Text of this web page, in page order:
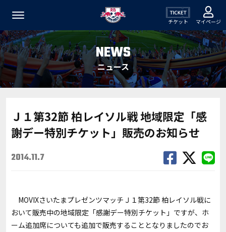
チケット マイページ
NEWS
ニュース
Ｊ１第32節 柏レイソル戦 地域限定「感
謝デー特別チケット」販売のお知らせ
2014.11.7
MOVIXさいたまプレゼンツマッチＪ１第32節 柏レイソル戦に
おいて販売中の地域限定「感謝デー特別チケット」ですが、ホ
ーム追加席についても追加で販売することとなりましたのでお